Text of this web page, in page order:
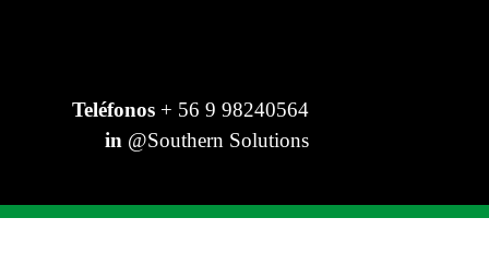
Teléfonos + 56 9 98240564
in @Southern Solutions